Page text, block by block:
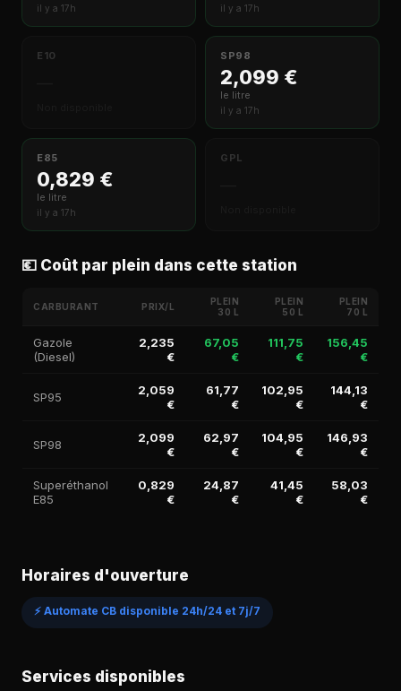
il y a 17h il y a 17h
E10 SP98
2,099 €
le litre
il y a 17h
E85
0,829 €
le litre
il y a 17h
GPL
💶 Coût par plein dans cette station
CARBURANT PRIX/L
PLEIN
30 L
PLEIN
50 L
PLEIN
70 L
Gazole
(Diesel)
2,235
€
67,05
€
111,75
€
156,45
€
SP95
2,059
€
61,77
€
102,95
€
144,13
€
SP98
2,099
€
62,97
€
104,95
€
146,93
€
Superéthanol
E85
0,829
€
24,87
€
41,45
€
58,03
€
Horaires d'ouverture
⚡ Automate CB disponible 24h/24 et 7j/7
Services disponibles